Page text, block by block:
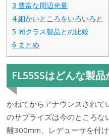
3 豊富な周辺光量
4細かいところをいろいろと
5 同クラス製品との比較
6 まとめ
FL55SSはどんな製品
かねてからアナウンスされて
のサプライズは今のところ
離300mm、レデューサを付